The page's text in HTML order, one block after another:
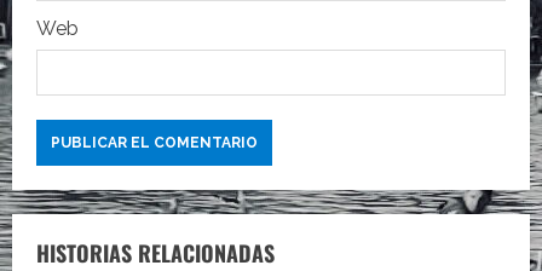
s
Web
HISTORIAS RELACIONADAS